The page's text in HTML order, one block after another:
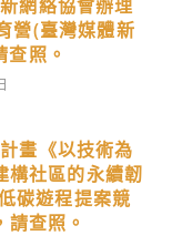
網絡協會辦理
營(臺灣媒體新
照。
畫《以技術為
社區的永續韌
碳遊程提案競
查照。